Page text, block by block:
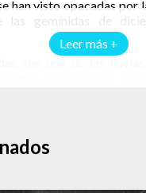
Leer más +
han visto opacadas por
las gemínidas de
espectacularmente
diciembre alcanzó su